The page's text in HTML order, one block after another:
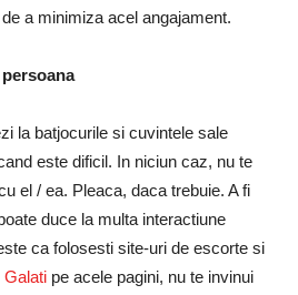
a minimiza acel angajament.
la batjocurile si cuvintele sale
este dificil. In niciun caz, nu te
el / ea. Pleaca, daca trebuie. A fi
duce la multa interactiune
ca folosesti site-uri de escorte si
Galati pe acele pagini, nu te invinui